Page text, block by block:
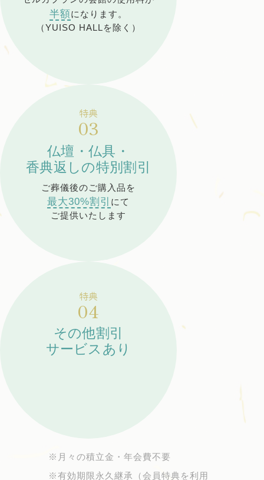
半額になります。
（YUISO HALLを除く）
特典
03
仏壇・仏具・
香典返しの特別割引
ご葬儀後のご購入品を
最大30%割引 にて
ご提供いたします
特典
04
その他割引
サービスあり
※月々の積立金・年会費不要
※有効期限永久継承（会員特典を利用